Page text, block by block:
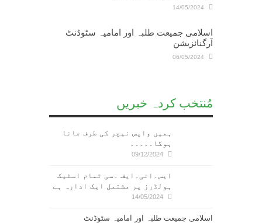
14/05/2024
اسلامی جمیعت طلبہ اور امامیہ سٹوڈنٹ
آرگنائزیشن
06/05/2024
مُنتخب کردہ خبریں
ہمیں واپس نیچر کی طرف جانا
ہوگا۔۔۔۔۔
09/12/2024
ایس۔ائی۔ایف ۔سی تمام اسٹیک
ہولڈرز پر مشتمل ایک ادارہ ہے
14/05/2024
اسلامی جمیعت طلبہ اور امامیہ سٹوڈنٹ